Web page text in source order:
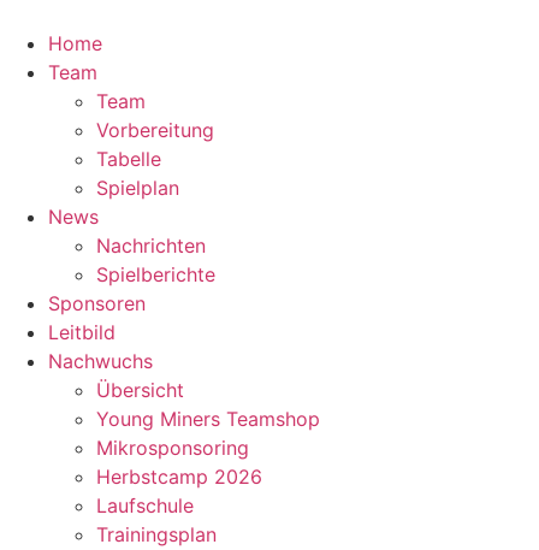
Inhalt
springen
Home
Team
Team
Vorbereitung
Tabelle
Spielplan
News
Nachrichten
Spielberichte
Sponsoren
Leitbild
Nachwuchs
Übersicht
Young Miners Teamshop
Mikrosponsoring
Herbstcamp 2026
Laufschule
Trainingsplan